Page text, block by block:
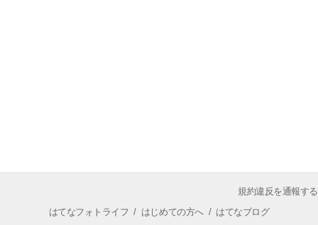
規約違反を通報する
はてなフォトライフ / はじめての方へ/ はてなブログ